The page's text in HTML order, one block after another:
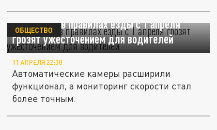
Изменения в правилах езды с 1 апреля
грозят ужесточением для водителей
ОБЩЕСТВО
11 АПРЕЛЯ 22:38
Автоматические камеры расширили
функционал, а мониторинг скорости стал
более точным.